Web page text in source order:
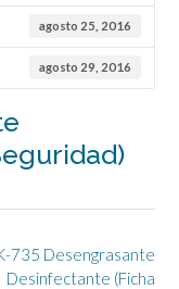
agosto 25, 2016
agosto 29, 2016
735 Desengrasante
Desinfectante (Ficha